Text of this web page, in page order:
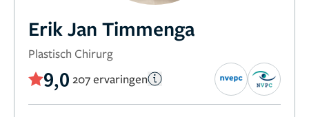
Erik Jan Timmenga
Plastisch Chirurg
9,0 207 ervaringen